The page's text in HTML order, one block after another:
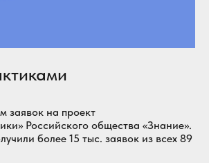
заявок на проект
Российского общества «Знание».
более 15 тыс. заявок из всех 89